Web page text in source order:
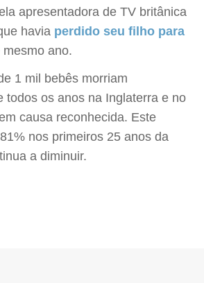
apresentadora de TV britânica
havia perdido seu filho para
mesmo ano.
1 mil bebês morriam
todos os anos na Inglaterra e no
causa reconhecida. Este
nos primeiros 25 anos da
a diminuir.